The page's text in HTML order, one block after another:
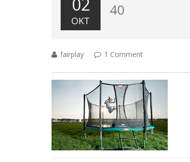
ΟΚΤ
40
fairplay 1 Comment